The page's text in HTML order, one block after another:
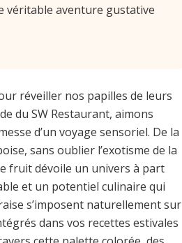
véritable aventure gustative
réveiller nos papilles de leurs
du SW Restaurant, aimons
d’un voyage sensoriel. De la
sans oublier l’exotisme de la
fruit dévoile un univers à part
et un potentiel culinaire qui
s’imposent naturellement sur
dans vos recettes estivales